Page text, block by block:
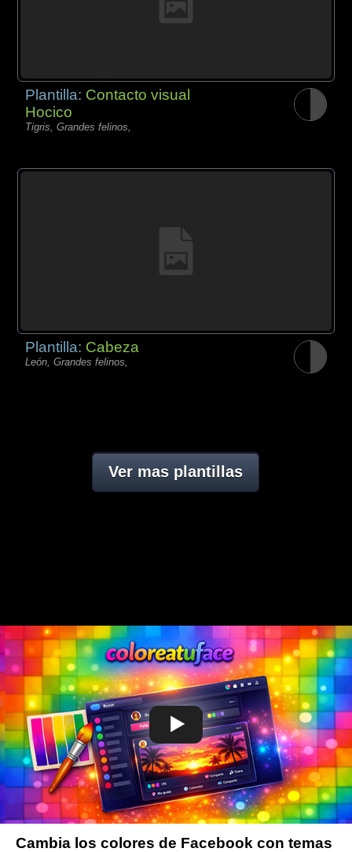
Plantilla: Contacto visual
Hocico
Tigris, Grandes felinos,
Plantilla: Cabeza
León, Grandes felinos,
Ver mas plantillas
Cambia los colores de Facebook con temas